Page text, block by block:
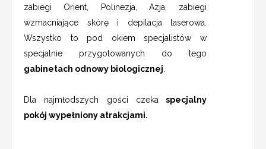
zabiegi Orient, Polinezja, Azja, zabiegi
wzmacniające skórę i depilacja laserowa.
Wszystko to pod okiem specjalistów w
specjalnie przygotowanych do tego
gabinetach odnowy biologicznej
Dla najmłodszych gości czeka specjalny
pokój wypełniony atrakcjami.